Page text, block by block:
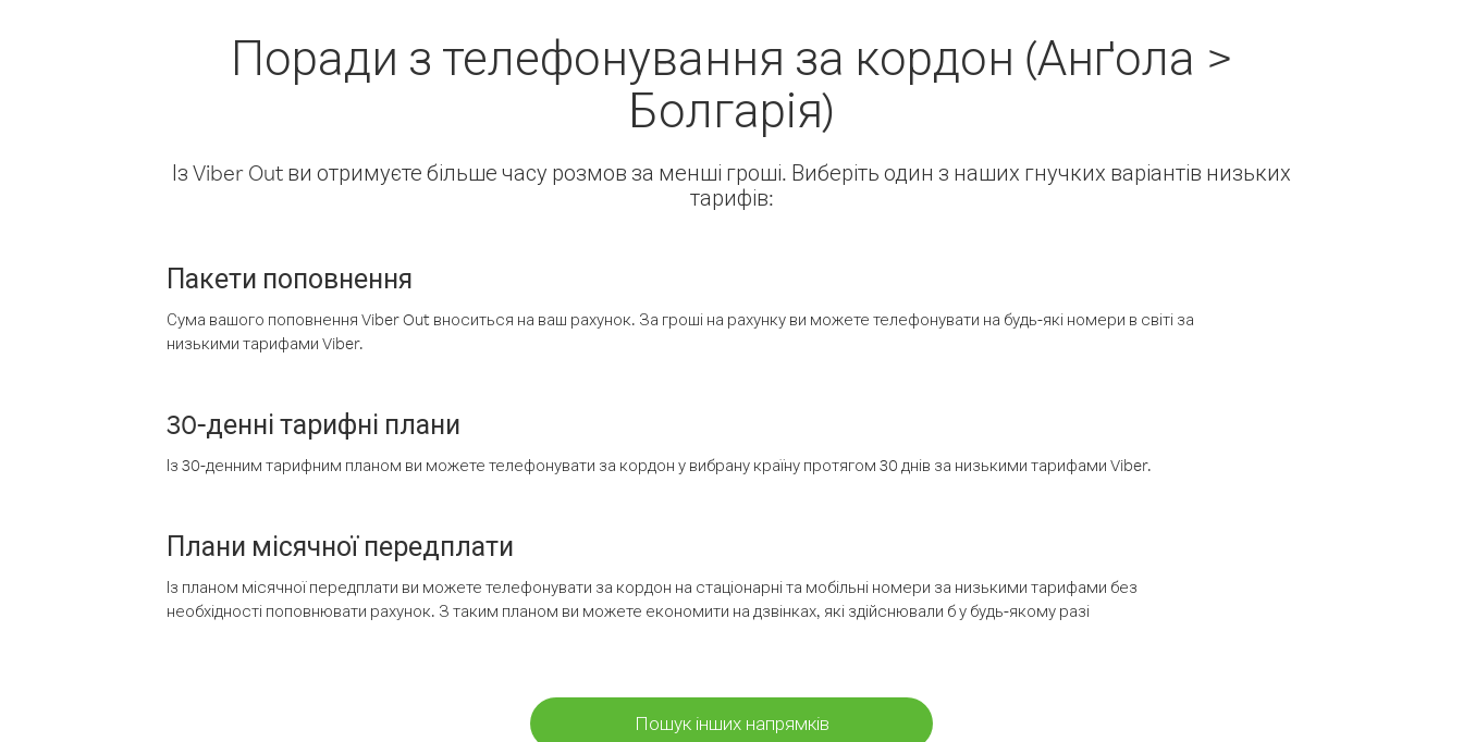
Поради з телефонування за кордон (Анґола >
Болгарія)
Із Viber Out ви отримуєте більше часу розмов за менші гроші. Виберіть один з наших гнучких варіантів низьких
тарифів:
Пакети поповнення
Сума вашого поповнення Viber Out вноситься на ваш рахунок. За гроші на рахунку ви можете телефонувати на будь-які номери в світі за
низькими тарифами Viber.
30-денні тарифні плани
Із 30-денним тарифним планом ви можете телефонувати за кордон у вибрану країну протягом 30 днів за низькими тарифами Viber.
Плани місячної передплати
Із планом місячної передплати ви можете телефонувати за кордон на стаціонарні та мобільні номери за низькими тарифами без
необхідності поповнювати рахунок. З таким планом ви можете економити на дзвінках, які здійснювали б у будь-якому разі
Пошук інших напрямків